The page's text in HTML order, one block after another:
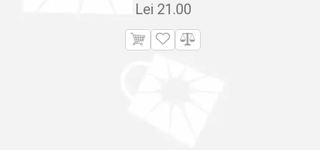
Lei 21.00